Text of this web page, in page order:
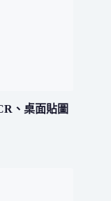
、桌面貼圖